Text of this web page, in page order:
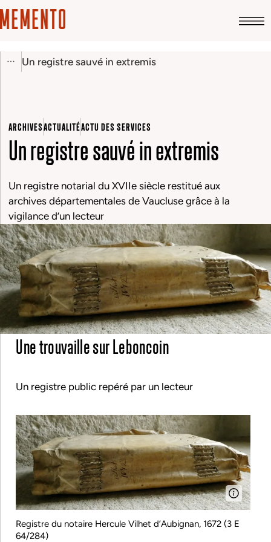
Un registre sauvé in extremis
ARCHIVESACTUALITÉACTU DES SERVICES
Un registre sauvé in extremis
Un registre notarial du XVIIe siècle restitué aux
archives départementales de Vaucluse grâce à la
vigilance d’un lecteur
Une trouvaille sur Leboncoin
Un registre public repéré par un lecteur
Registre du notaire Hercule Vilhet d’Aubignan, 1672 (3 E
64/284)